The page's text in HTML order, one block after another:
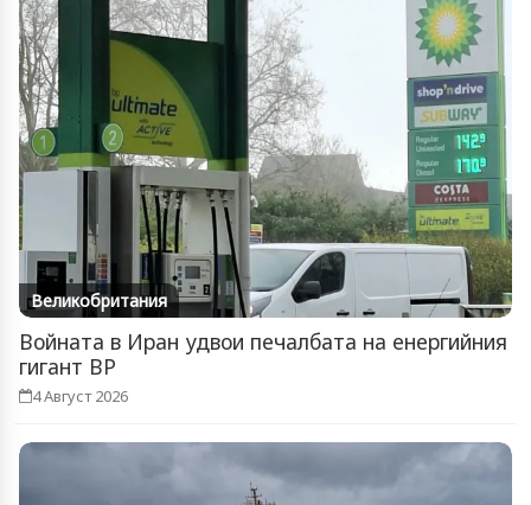
Великобритания
Войната в Иран удвои печалбата на енергийния
гигант BP
4 Август 2026